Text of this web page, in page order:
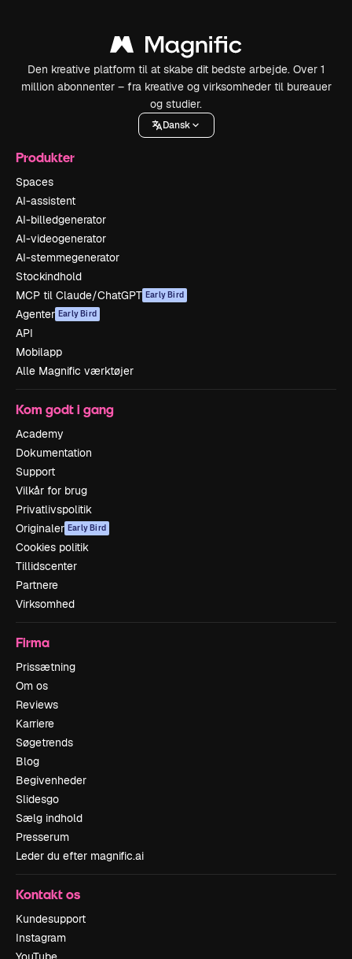
Den kreative platform til at skabe dit bedste arbejde. Over 1
million abonnenter – fra kreative og virksomheder til bureauer
og studier.
Dansk
Produkter
Spaces
AI-assistent
AI-billedgenerator
AI-videogenerator
AI-stemmegenerator
Stockindhold
MCP til Claude/ChatGPT Early Bird
Agenter Early Bird
API
Mobilapp
Alle Magnific værktøjer
Kom godt i gang
Academy
Dokumentation
Support
Vilkår for brug
Privatlivspolitik
Originaler Early Bird
Cookies politik
Tillidscenter
Partnere
Virksomhed
Firma
Prissætning
Om os
Reviews
Karriere
Søgetrends
Blog
Begivenheder
Slidesgo
Sælg indhold
Presserum
Leder du efter magnific.ai
Kontakt os
Kundesupport
Instagram